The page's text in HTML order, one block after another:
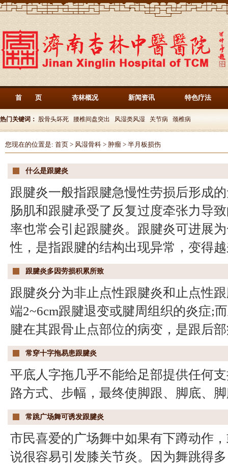
首 页 杏林概况 新闻资讯 特色疗法
热门关键词： 股骨头坏死 腰椎间盘突出 风湿类风湿 关节病 颈椎病
您现在的位置是: 首页 > 风湿骨科 > 肿瘤 > 半月板损伤
什么是跟腱炎
跟腱炎一般指跟腱急慢性劳损后形成
肠肌和跟腱承受了反复过度牵张力导
率也常会引起跟腱炎。跟腱炎可进展
性，是指跟腱的结构出现异常，变得
跟腱炎多因劳损积累所致
跟腱炎分为非止点性跟腱炎和止点性
端2~6cm跟腱退变或腱周组织的炎症;
腱在其跟骨止点部位的病变，是跟后
常穿十字拖易患跟腱炎
平底人字拖几乎不能给足部提供任何
路方式、步幅，最终使脚跟、脚底、
常跳广场舞可诱发跟腱炎
市民喜爱的广场舞中如果有下蹲动作
说很容易引发膝关节炎。因为舞跳得